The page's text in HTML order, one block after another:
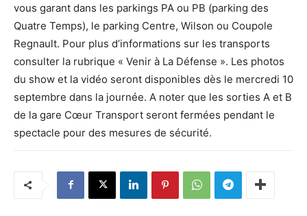
vous garant dans les parkings PA ou PB (parking des
Quatre Temps), le parking Centre, Wilson ou Coupole
Regnault. Pour plus d’informations sur les transports
consulter la rubrique « Venir à La Défense ». Les photos
du show et la vidéo seront disponibles dès le mercredi 10
septembre dans la journée. A noter que les sorties A et B
de la gare Cœur Transport seront fermées pendant le
spectacle pour des mesures de sécurité.